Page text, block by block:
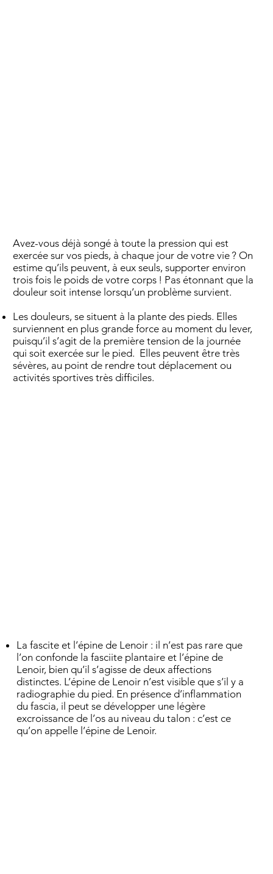
Avez-vous déjà songé à toute la pression qui est
exercée sur vos pieds, à chaque jour de votre vie ? On
estime qu’ils peuvent, à eux seuls, supporter environ
trois fois le poids de votre corps ! Pas étonnant que la
douleur soit intense lorsqu’un problème survient.
Les douleurs, se situent à la plante des pieds. Elles
surviennent en plus grande force au moment du lever,
puisqu’il s’agit de la première tension de la journée
qui soit exercée sur le pied. Elles peuvent être très
sévères, au point de rendre tout déplacement ou
activités sportives très difficiles.​
La fascite et l’épine de Lenoir : il n’est pas rare que
l’on confonde la fasciite plantaire et l’épine de
Lenoir, bien qu’il s’agisse de deux affections
distinctes. L’épine de Lenoir n’est visible que s’il y a
radiographie du pied. En présence d’inflammation
du fascia, il peut se développer une légère
excroissance de l’os au niveau du talon : c’est ce
qu’on appelle l’épine de Lenoir.